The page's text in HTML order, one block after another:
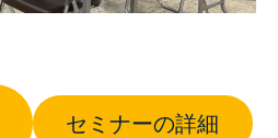
セミナーの詳細